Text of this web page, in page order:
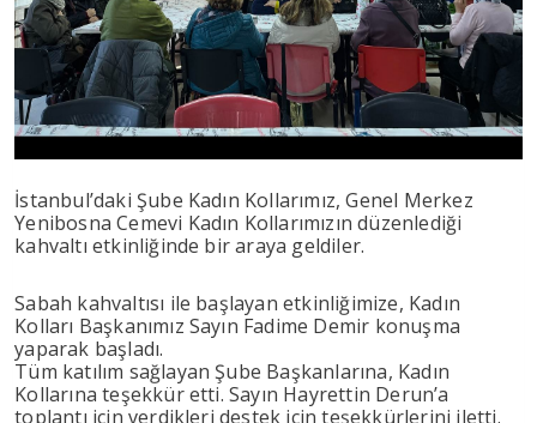
İstanbul’daki Şube Kadın Kollarımız, Genel Merkez
Yenibosna Cemevi Kadın Kollarımızın düzenlediği
kahvaltı etkinliğinde bir araya geldiler.
Sabah kahvaltısı ile başlayan etkinliğimize, Kadın
Kolları Başkanımız Sayın Fadime Demir konuşma
yaparak başladı.
Tüm katılım sağlayan Şube Başkanlarına, Kadın
Kollarına teşekkür etti. Sayın Hayrettin Derun’a
toplantı için verdikleri destek için teşekkürlerini iletti.